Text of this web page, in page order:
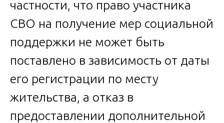
частности, что право участника
СВО на получение мер социальной
поддержки не может быть
поставлено в зависимость от даты
его регистрации по месту
жительства, а отказ в
предоставлении дополнительной